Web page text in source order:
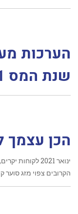
הערכות
שנת המס 2021
הכן עצמך
ינואר 2021
הקרובים צפוי מזג סוער